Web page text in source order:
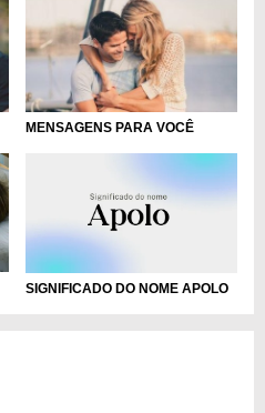
MENSAGENS PARA VOCÊ
SIGNIFICADO DO NOME APOLO